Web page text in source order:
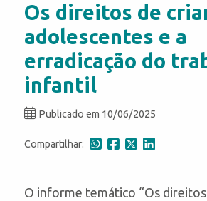
Os direitos de
adolescentes e a
erradicação do
infantil
Publicado em 10/06/2025
Compartilhar:
O informe temático “Os direitos